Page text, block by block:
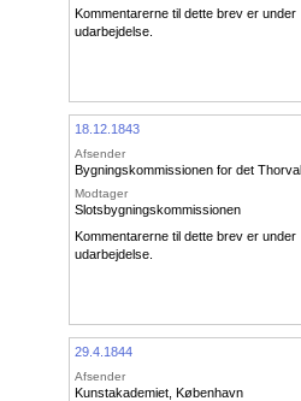
Kommentarerne til dette brev er under
udarbejdelse.
18.12.1843
Afsender
Bygningskommissionen for det
Modtager
Slotsbygningskommissionen
Kommentarerne til dette brev er under
udarbejdelse.
29.4.1844
Afsender
Kunstakademiet, København